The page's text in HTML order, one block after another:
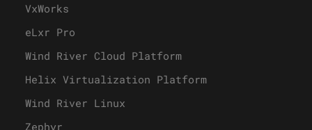
VxWorks
eLxr Pro
Wind River Cloud Platform
Helix Virtualization Platform
Wind River Linux
Zephyr